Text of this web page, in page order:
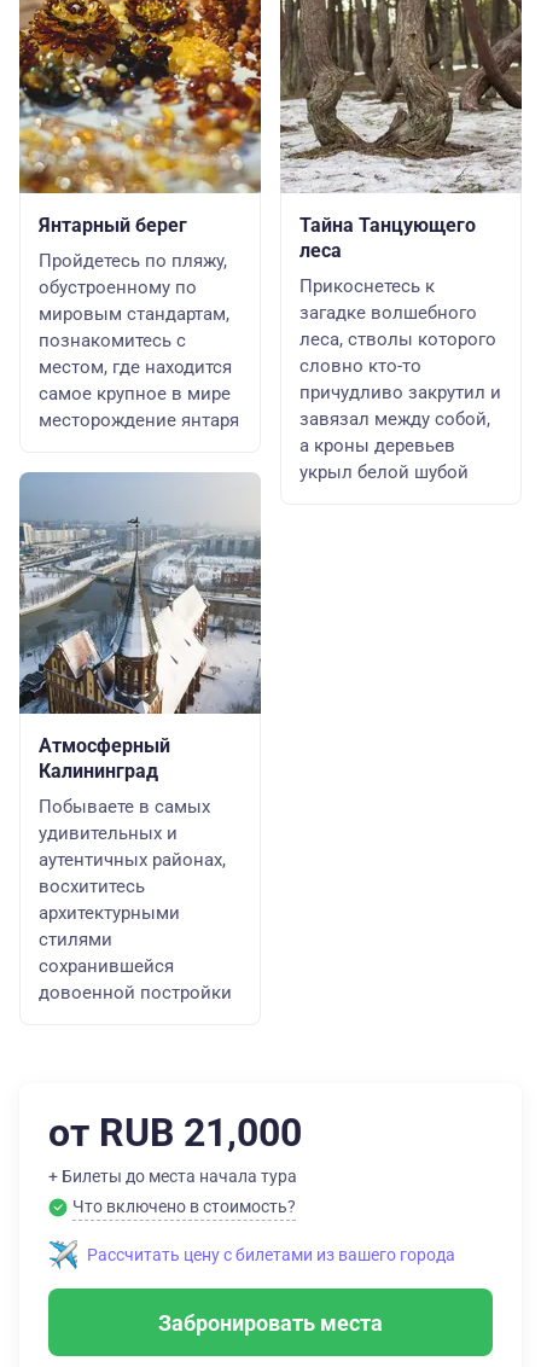
Янтарный берег
Пройдетесь по пляжу,
обустроенному по
мировым стандартам,
познакомитесь с
местом, где находится
самое крупное в мире
месторождение янтаря
Атмосферный
Калининград
Побываете в самых
удивительных и
аутентичных районах,
восхититесь
архитектурными
стилями
сохранившейся
довоенной постройки
Тайна Танцующего
леса
Прикоснетесь к
загадке волшебного
леса, стволы которого
словно кто-то
причудливо закрутил и
завязал между собой,
а кроны деревьев
укрыл белой шубой
от RUB 21,000
+ Билеты до места начала тура
Что включено в стоимость?
Рассчитать цену с билетами из вашего города
Забронировать места